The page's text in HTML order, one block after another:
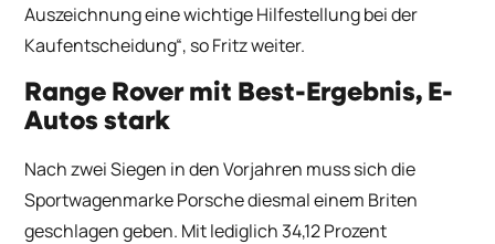
Auszeichnung eine wichtige Hilfestellung bei der
Kaufentscheidung“, so Fritz weiter.
Range Rover mit Best-Ergebnis, E-
Autos stark
Nach zwei Siegen in den Vorjahren muss sich die
Sportwagenmarke Porsche diesmal einem Briten
geschlagen geben. Mit lediglich 34,12 Prozent